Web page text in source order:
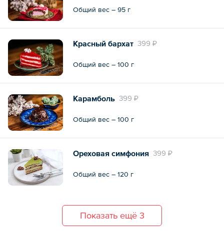
Общий вес – 95 г
399 ₽
Красный бархат
Общий вес – 100 г
399 ₽
Карамболь
Общий вес – 100 г
399 ₽
Ореховая симфония
Общий вес – 120 г
Показать ещё 3